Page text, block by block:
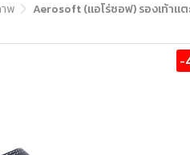
พ Aerosoft (แอโร่ซอฟ) รองเท้าแ
-